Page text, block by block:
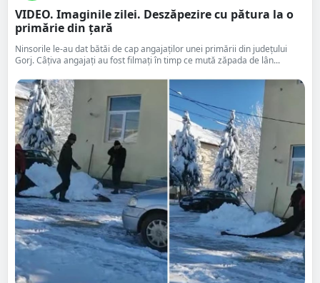
VIDEO. Imaginile zilei. Deszăpezire cu pătura la o
primărie din țară
Ninsorile le-au dat bătăi de cap angajaților unei primării din județului
Gorj. Câțiva angajați au fost filmați în timp ce mută zăpada de lân...